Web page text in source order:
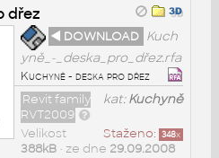
dřez
◄ DOWNLOAD Kuch
yně_-_deska_pro_dřez.rfa
Kuchyně - deska pro dřez
kat:Kuchyně
Revit family
RVT2009
Staženo: 348x
Velikost
388kB• ze dne 29.09.2008